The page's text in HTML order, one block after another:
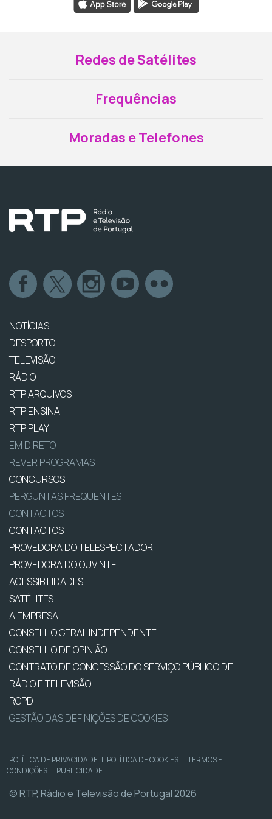
Redes de Satélites
Frequências
Moradas e Telefones
NOTÍCIAS
DESPORTO
TELEVISÃO
RÁDIO
RTP ARQUIVOS
RTP ENSINA
RTP PLAY
EM DIRETO
REVER PROGRAMAS
CONCURSOS
PERGUNTAS FREQUENTES
CONTACTOS
CONTACTOS
PROVEDORA DO TELESPECTADOR
PROVEDORA DO OUVINTE
ACESSIBILIDADES
SATÉLITES
A EMPRESA
CONSELHO GERAL INDEPENDENTE
CONSELHO DE OPINIÃO
CONTRATO DE CONCESSÃO DO SERVIÇO PÚBLICO DE
RÁDIO E TELEVISÃO
RGPD
GESTÃO DAS DEFINIÇÕES DE COOKIES
POLÍTICA DE PRIVACIDADE | POLÍTICA DE COOKIES | TERMOS E
CONDIÇÕES | PUBLICIDADE
© RTP, Rádio e Televisão de Portugal 2026